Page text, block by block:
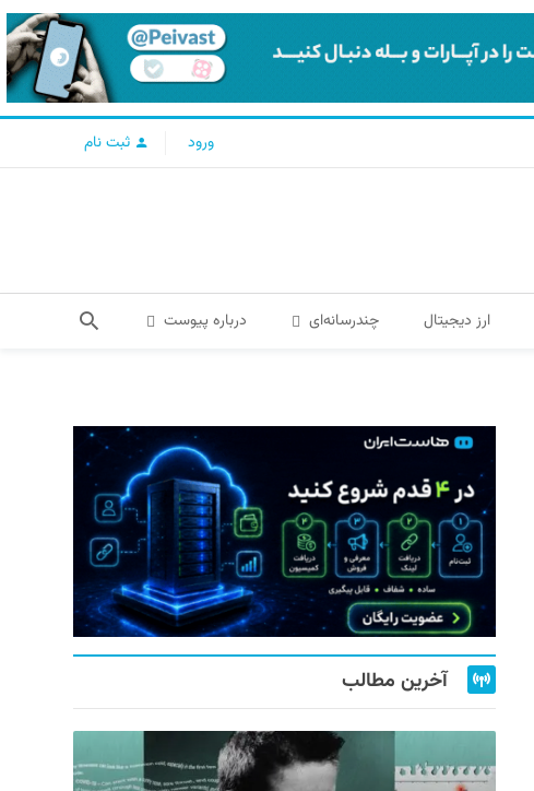
ورود ثبت نام
ارز دیجیتال چندرسانه‌ای درباره پیوست
آخرین مطالب